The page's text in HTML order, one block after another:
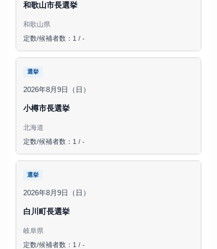
和歌山市長選挙
和歌山県
定数/候補者数：1 / -
選挙
2026年8月9日（日）
小樽市長選挙
北海道
定数/候補者数：1 / -
選挙
2026年8月9日（日）
白川町長選挙
岐阜県
定数/候補者数：1 / -